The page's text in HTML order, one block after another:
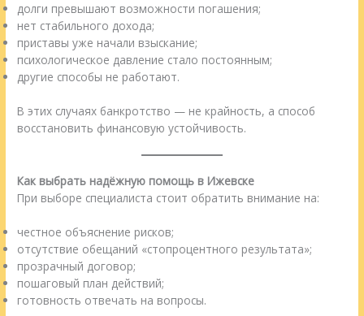
долги превышают возможности погашения;
нет стабильного дохода;
приставы уже начали взыскание;
психологическое давление стало постоянным;
другие способы не работают.
В этих случаях банкротство — не крайность, а способ
восстановить финансовую устойчивость.
Как выбрать надёжную помощь в Ижевске
При выборе специалиста стоит обратить внимание на:
честное объяснение рисков;
отсутствие обещаний «стопроцентного результата»;
прозрачный договор;
пошаговый план действий;
готовность отвечать на вопросы.